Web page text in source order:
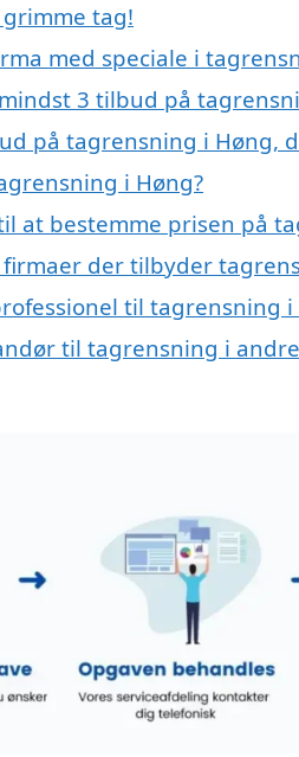
tag!
med speciale i
3 tilbud på
på tagrensning i Høng,
i Høng?
at bestemme prisen på
der tilbyder
til tagrensning
til tagrensning i